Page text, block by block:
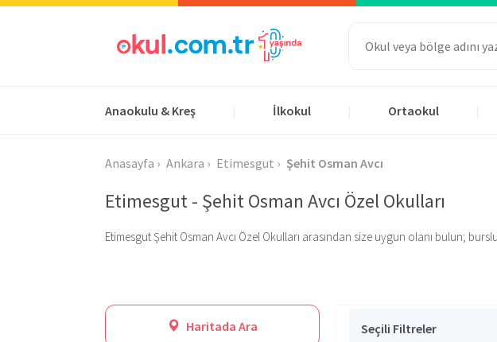
Anaokulu & Kreş İlkokul Ortaokul
Anasayfa Ankara Etimesgut Şehit Osman Avcı
Etimesgut - Şehit Osman Avcı Özel Okulları
Etimesgut Şehit Osman Avcı Özel Okulları arasından size uygun olanı bulun;
Haritada Ara Seçili Filtreler